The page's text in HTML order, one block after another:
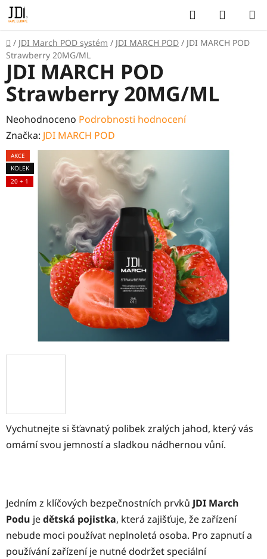
Přejít
na
obsah
Hledat
KOŠÍK
Domů
/ JDI March POD systém / JDI MARCH POD / JDI MARCH POD
Strawberry 20MG/ML
Vychutnejte si šťavnatý polibek zralých jahod, který vás
omámí svou jemností a sladkou nádhernou vůní.
Jedním z klíčových bezpečnostních prvků JDI March
Podu jedětská pojistka, která zajišťuje, že zařízení
nebude moci používat neplnoletá osoba. Pro zapnutí a
používání zařízení je nutné dodržet speciální
JDI MARCH POD
Strawberry 20MG/ML
Průměrné
hodnocení
produktu
je
0,0
hvězdiček.
Neohodnoceno Podrobnosti hodnocení
Značka: JDI MARCH POD
AKCE
KOLEK
20 + 1